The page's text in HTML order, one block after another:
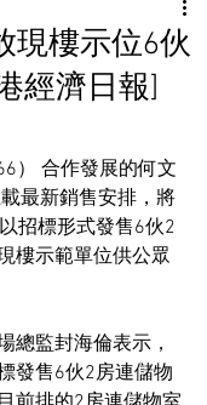
現樓示位6伙
經濟日報]
） 合作發展的何文
最新銷售安排，將
招標形式發售6伙2
樓示範單位供公眾
總監封海倫表示，
發售6伙2房連儲物